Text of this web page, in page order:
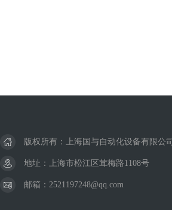
版权所有：上海国与自动化设备有限公司
地址：上海市松江区茸梅路1108号
邮箱：2521197248@qq.com